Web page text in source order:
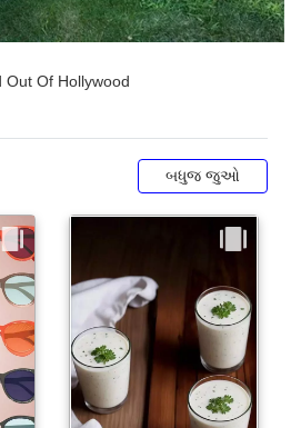
બધુજ જુઓ